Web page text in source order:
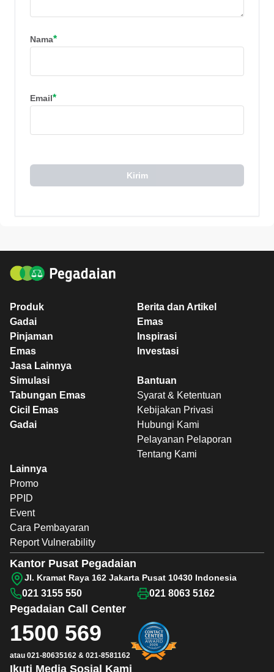
Nama*
Email*
Kirim
Produk
Gadai
Pinjaman
Emas
Jasa Lainnya
Berita dan Artikel
Emas
Inspirasi
Investasi
Simulasi
Tabungan Emas
Cicil Emas
Gadai
Bantuan
Syarat & Ketentuan
Kebijakan Privasi
Hubungi Kami
Pelayanan Pelaporan
Tentang Kami
Lainnya
Promo
PPID
Event
Cara Pembayaran
Report Vulnerability
Ikuti Media Sosial Kami
Pegadaian Call Center
1500 569
atau 021-80635162 & 021-8581162
Kantor Pusat Pegadaian
Jl. Kramat Raya 162 Jakarta Pusat 10430 Indonesia
021 3155 550 021 8063 5162